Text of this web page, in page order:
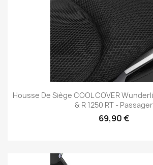
Housse De Siège COOL COVER
& R 1250 RT - Passager
69,90 €